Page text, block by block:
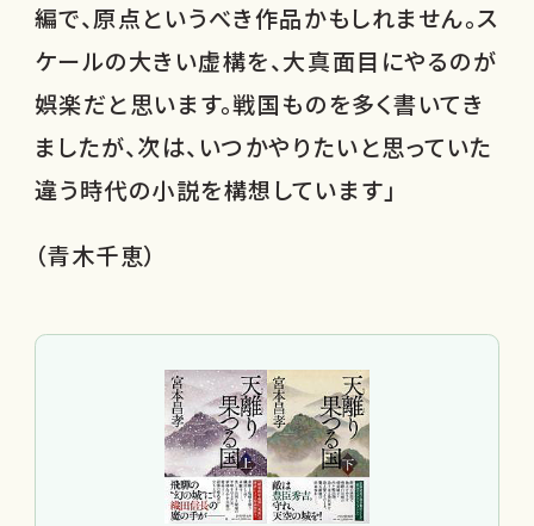
編で、原点というべき作品かもしれません。ス
ケールの大きい虚構を、大真面目にやるのが
娯楽だと思います。戦国ものを多く書いてき
ましたが、次は、いつかやりたいと思っていた
違う時代の小説を構想しています」
（青木千恵）